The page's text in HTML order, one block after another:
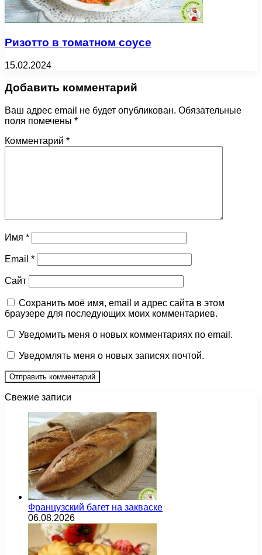
Ризотто в томатном соусе
15.02.2024
Добавить комментарий
Ваш адрес email не будет опубликован. Обязательные
поля помечены *
Комментарий *
Имя *
Email *
Сайт
Сохранить моё имя, email и адрес сайта в этом
браузере для последующих моих комментариев.
Уведомить меня о новых комментариях по email.
Уведомлять меня о новых записях почтой.
Свежие записи
Французский багет на закваске
06.08.2026